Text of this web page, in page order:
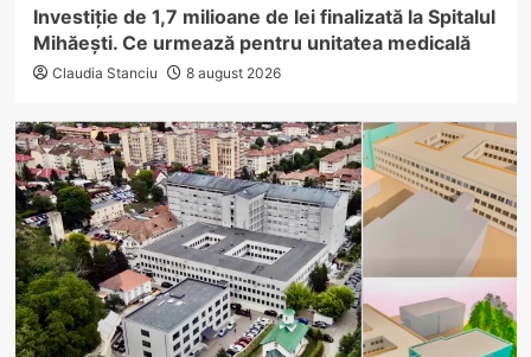
Investiție de 1,7 milioane de lei finalizată la Spitalul
Mihăești. Ce urmează pentru unitatea medicală
Claudia Stanciu 8 august 2026